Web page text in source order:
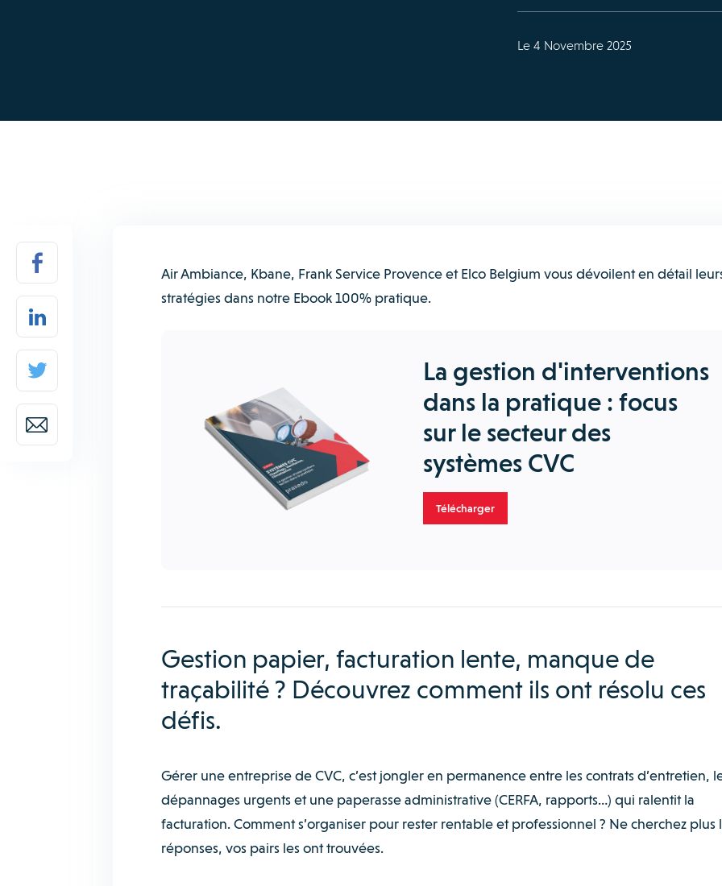
Le 4 Novembre 2025
Air Ambiance, Kbane, Frank Service Provence et Elco Belgium vous dévoilent en détail
stratégies dans notre Ebook 100% pratique.
La gestion d'interventions
dans la pratique : focus
sur le secteur des
systèmes CVC
Télécharger
Gestion papier, facturation lente, manque de
traçabilité ? Découvrez comment ils ont résolu ces
défis.
Gérer une entreprise de CVC, c’est jongler en permanence entre les contrats d’entretien,
dépannages urgents et une paperasse administrative (CERFA, rapports…) qui ralentit la
facturation. Comment s’organiser pour rester rentable et professionnel ? Ne cherchez plus
réponses, vos pairs les ont trouvées.